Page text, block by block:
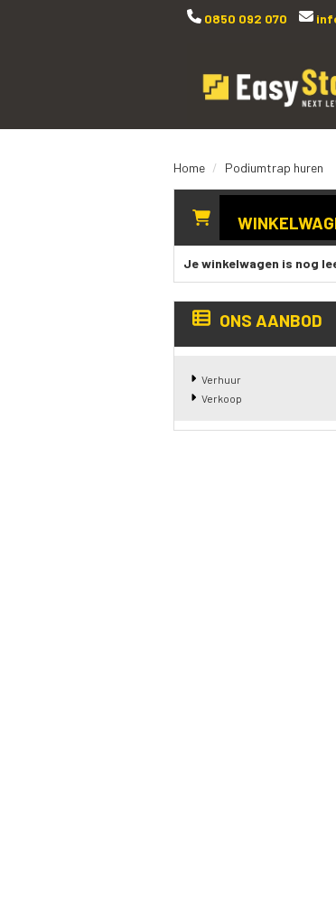
0850 092 070
Home Podiumtrap huren
Je winkelwagen is nog
ONS AANBOD
Verhuur
Verkoop